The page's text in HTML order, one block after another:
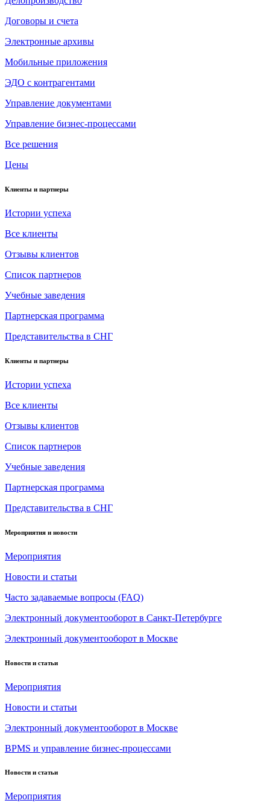
Договоры и счета
Электронные архивы
Мобильные приложения
ЭДО с контрагентами
Управление документами
Управление бизнес-процессами
Все решения
Цены
Клиенты и партнеры
Истории успеха
Все клиенты
Отзывы клиентов
Список партнеров
Учебные заведения
Партнерская программа
Представительства в СНГ
Клиенты и партнеры
Истории успеха
Все клиенты
Отзывы клиентов
Список партнеров
Учебные заведения
Партнерская программа
Представительства в СНГ
Мероприятия и новости
Мероприятия
Новости и статьи
Часто задаваемые вопросы (FAQ)
Электронный документооборот в Санкт-Петербурге
Электронный документооборот в Москве
Новости и статьи
Мероприятия
Новости и статьи
Электронный документооборот в Москве
BPMS и управление бизнес-процессами
Новости и статьи
Мероприятия